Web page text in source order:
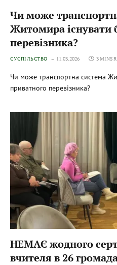
Чи може
Житомира існувати
перевізника?
СУСПІЛЬСТВО 11.03.2026 3 MINS
Чи може транспортна система
приватного перевізника?
НЕМАЄ жодного
вчителя в 26